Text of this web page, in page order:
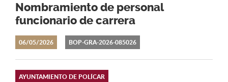
06/05/2026
Nombramiento de personal
funcionario de carrera
BOP-GRA-2026-085026
AYUNTAMIENTO DE POLÍCAR